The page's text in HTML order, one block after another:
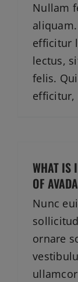
Nullam
efficitur
lectus,
felis.
efficitur,
WHAT IS
OF
Nunc
ornare